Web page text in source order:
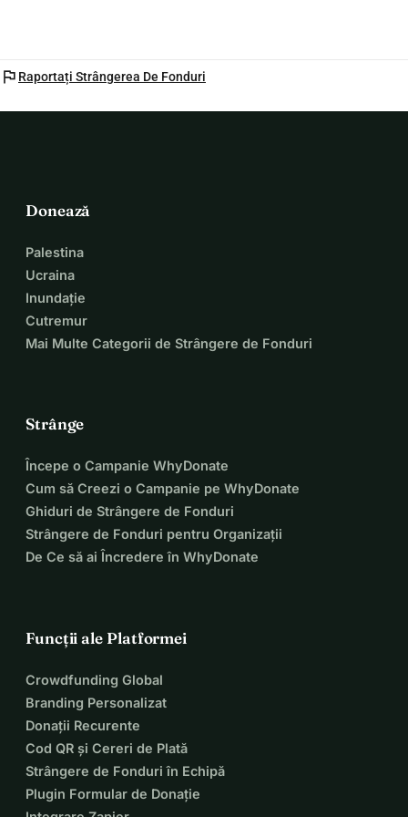
flag Raportați Strângerea De Fonduri
Donează
Palestina
Ucraina
Inundație
Cutremur
Mai Multe Categorii de Strângere de Fonduri
Strânge
Începe o Campanie WhyDonate
Cum să Creezi o Campanie pe WhyDonate
Ghiduri de Strângere de Fonduri
Strângere de Fonduri pentru Organizații
De Ce să ai Încredere în WhyDonate
Funcții ale Platformei
Crowdfunding Global
Branding Personalizat
Donații Recurente
Cod QR și Cereri de Plată
Strângere de Fonduri în Echipă
Plugin Formular de Donație